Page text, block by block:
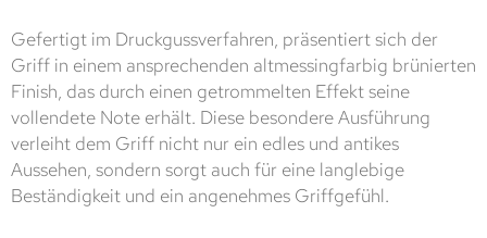
Gefertigt im Druckgussverfahren, präsentiert sich der
Griff in einem ansprechenden altmessingfarbig brünierten
Finish, das durch einen getrommelten Effekt seine
vollendete Note erhält. Diese besondere Ausführung
verleiht dem Griff nicht nur ein edles und antikes
Aussehen, sondern sorgt auch für eine langlebige
Beständigkeit und ein angenehmes Griffgefühl.